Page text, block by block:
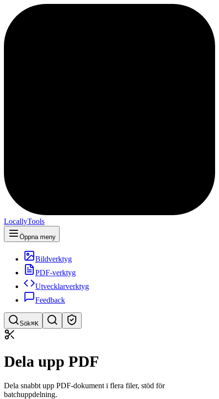
LocallyTools
Öppna meny
Bildverktyg
PDF-verktyg
Utvecklarverktyg
Feedback
Sök⌘K
Snabbsök efter verktyg
Dela upp PDF
Dela snabbt upp PDF-dokument i flera filer, stöd för
batchuppdelning.